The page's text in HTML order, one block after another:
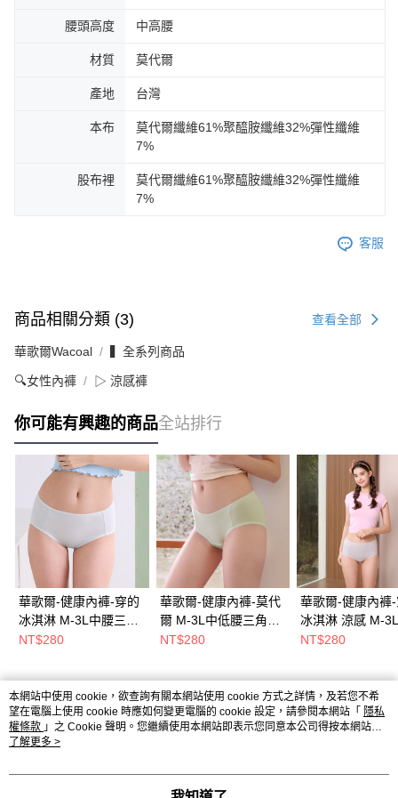
腰頭高度 中高腰
材質 莫代爾
產地 台灣
本布
莫代爾纖維61%聚醯胺纖維32%彈性纖維
7%
股布裡
莫代爾纖維61%聚醯胺纖維32%彈性纖維
7%
客服
商品相關分類 (3) 查看全部
華歌爾Wacoal ▍全系列商品
🔍女性內褲 ▷ 涼感褲
你可能有興趣的商品全站排行
華歌爾-健康內褲-穿的
冰淇淋 M-3L中腰三角
褲(薄荷綠) NSC068C8
NT$280
華歌爾-健康內褲-莫代
爾 M-3L中低腰三角褲
(薄荷綠) NSC067C8
NT$280
華歌爾-健康內褲
冰淇淋 涼感 M-
腰三角內褲(荔枝
NT$280
熱門標籤
本網站中使用 cookie，欲查詢有關本網站使用 cookie 方式之詳情，及若您不希
望在電腦上使用 cookie 時應如何變更電腦的 cookie 設定，請參閱本網站「 隱私
權條款 」之 Cookie 聲明。您繼續使用本網站即表示您同意本公司得按本網站使
用條款之 Cookie 聲明使用 cookie。
了解更多 >